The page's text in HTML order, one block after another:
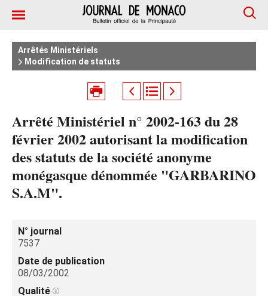
Arrêtés Ministériels
Modification de statuts
Arrêté Ministériel n° 2002-163 du 28
février 2002 autorisant la modification
des statuts de la société anonyme
monégasque dénommée "GARBARINO
S.A.M".
N° journal
7537
Date de publication
08/03/2002
Qualité